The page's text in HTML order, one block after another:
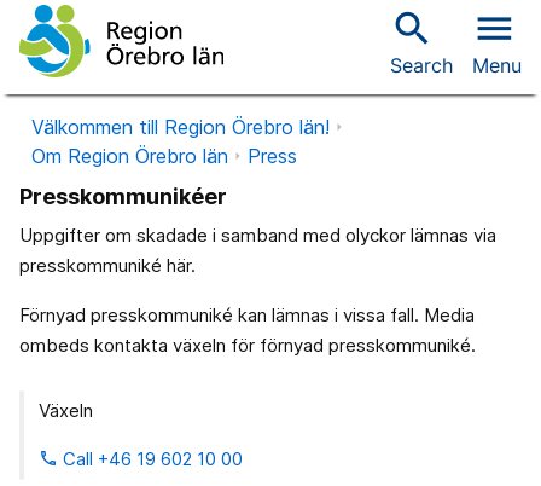
search
Search
menu
Menu
Välkommen till Region Örebro län!
Om Region Örebro län
Press
Presskommunikéer
Uppgifter om skadade i samband med olyckor lämnas via
presskommuniké här.
Förnyad presskommuniké kan lämnas i vissa fall. Media
ombeds kontakta växeln för förnyad presskommuniké.
Växeln
phone Call +46 19 602 10 00